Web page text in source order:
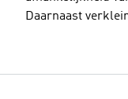
Daarnaast